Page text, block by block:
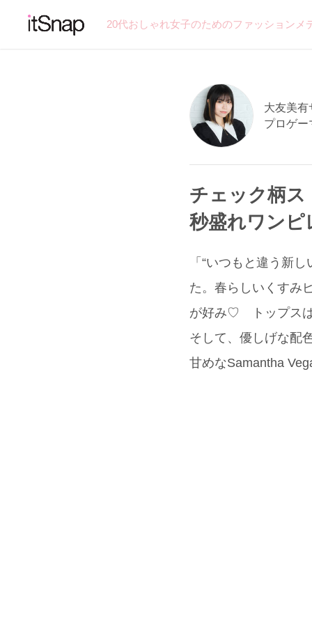
20代おしゃれ女子のためのファッション
大友美有
プロゲー
チェック柄
秒盛れワン
「“いつもと違う新
た。春らしいくすみ
が好み♡ トップスは
そして、優しげな配
甘めなSamantha